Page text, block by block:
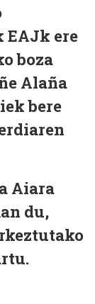
EAJk ere
boza
Alaña
bere
Aiara
du,